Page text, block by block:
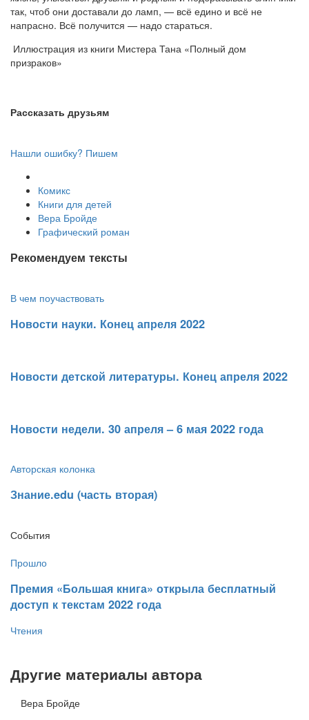
так, чтоб они доставали до ламп, — всё едино и всё не
напрасно. Всё получится — надо стараться.
Иллюстрация из книги Мистера Тана «Полный дом
призраков»
Рассказать друзьям
Нашли ошибку? Пишем
Комикс
Книги для детей
Вера Бройде
Графический роман
Рекомендуем тексты
В чем поучаствовать
Новости науки. Конец апреля 2022
​Новости детской литературы. Конец апреля 2022
​Новости недели. 30 апреля – 6 мая 2022 года
Авторская колонка
​Знание.edu (часть вторая)
События
Прошло
​Премия «Большая книга» открыла бесплатный
доступ к текстам 2022 года
Чтения
Другие материалы автора
Вера Бройде